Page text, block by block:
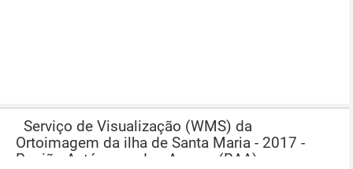
Serviço de Visualização (WMS) da
Ortoimagem da ilha de Santa Maria - 2017 -
Região Autónoma dos Açores (RAA)